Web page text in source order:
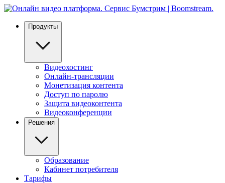
Продукты
Видеохостинг
Онлайн-трансляции
Монетизация контента
Доступ по паролю
Защита видеоконтента
Видеоконференции
Решения
Образование
Кабинет потребителя
Тарифы